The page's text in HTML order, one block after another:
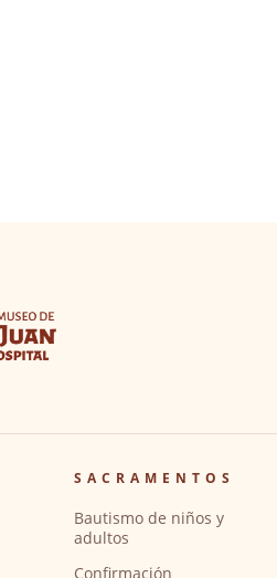
SACRAMENTOS
Bautismo de niños y
adultos
Confirmación